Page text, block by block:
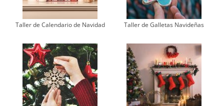
Taller de Calendario de Navidad Taller de Galletas Navideñas